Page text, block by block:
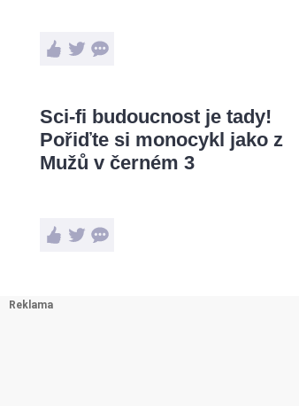
Sci-fi budoucnost je tady!
Pořiďte si monocykl jako z
Mužů v černém 3